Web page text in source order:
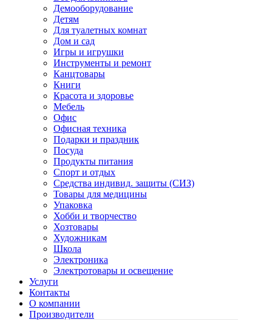
Демооборудование
Детям
Для туалетных комнат
Дом и сад
Игры и игрушки
Инструменты и ремонт
Канцтовары
Книги
Красота и здоровье
Мебель
Офис
Офисная техника
Подарки и праздник
Посуда
Продукты питания
Спорт и отдых
Средства индивид. защиты (СИЗ)
Товары для медицины
Упаковка
Хобби и творчество
Хозтовары
Художникам
Школа
Электроника
Электротовары и освещение
Услуги
Контакты
О компании
Производители